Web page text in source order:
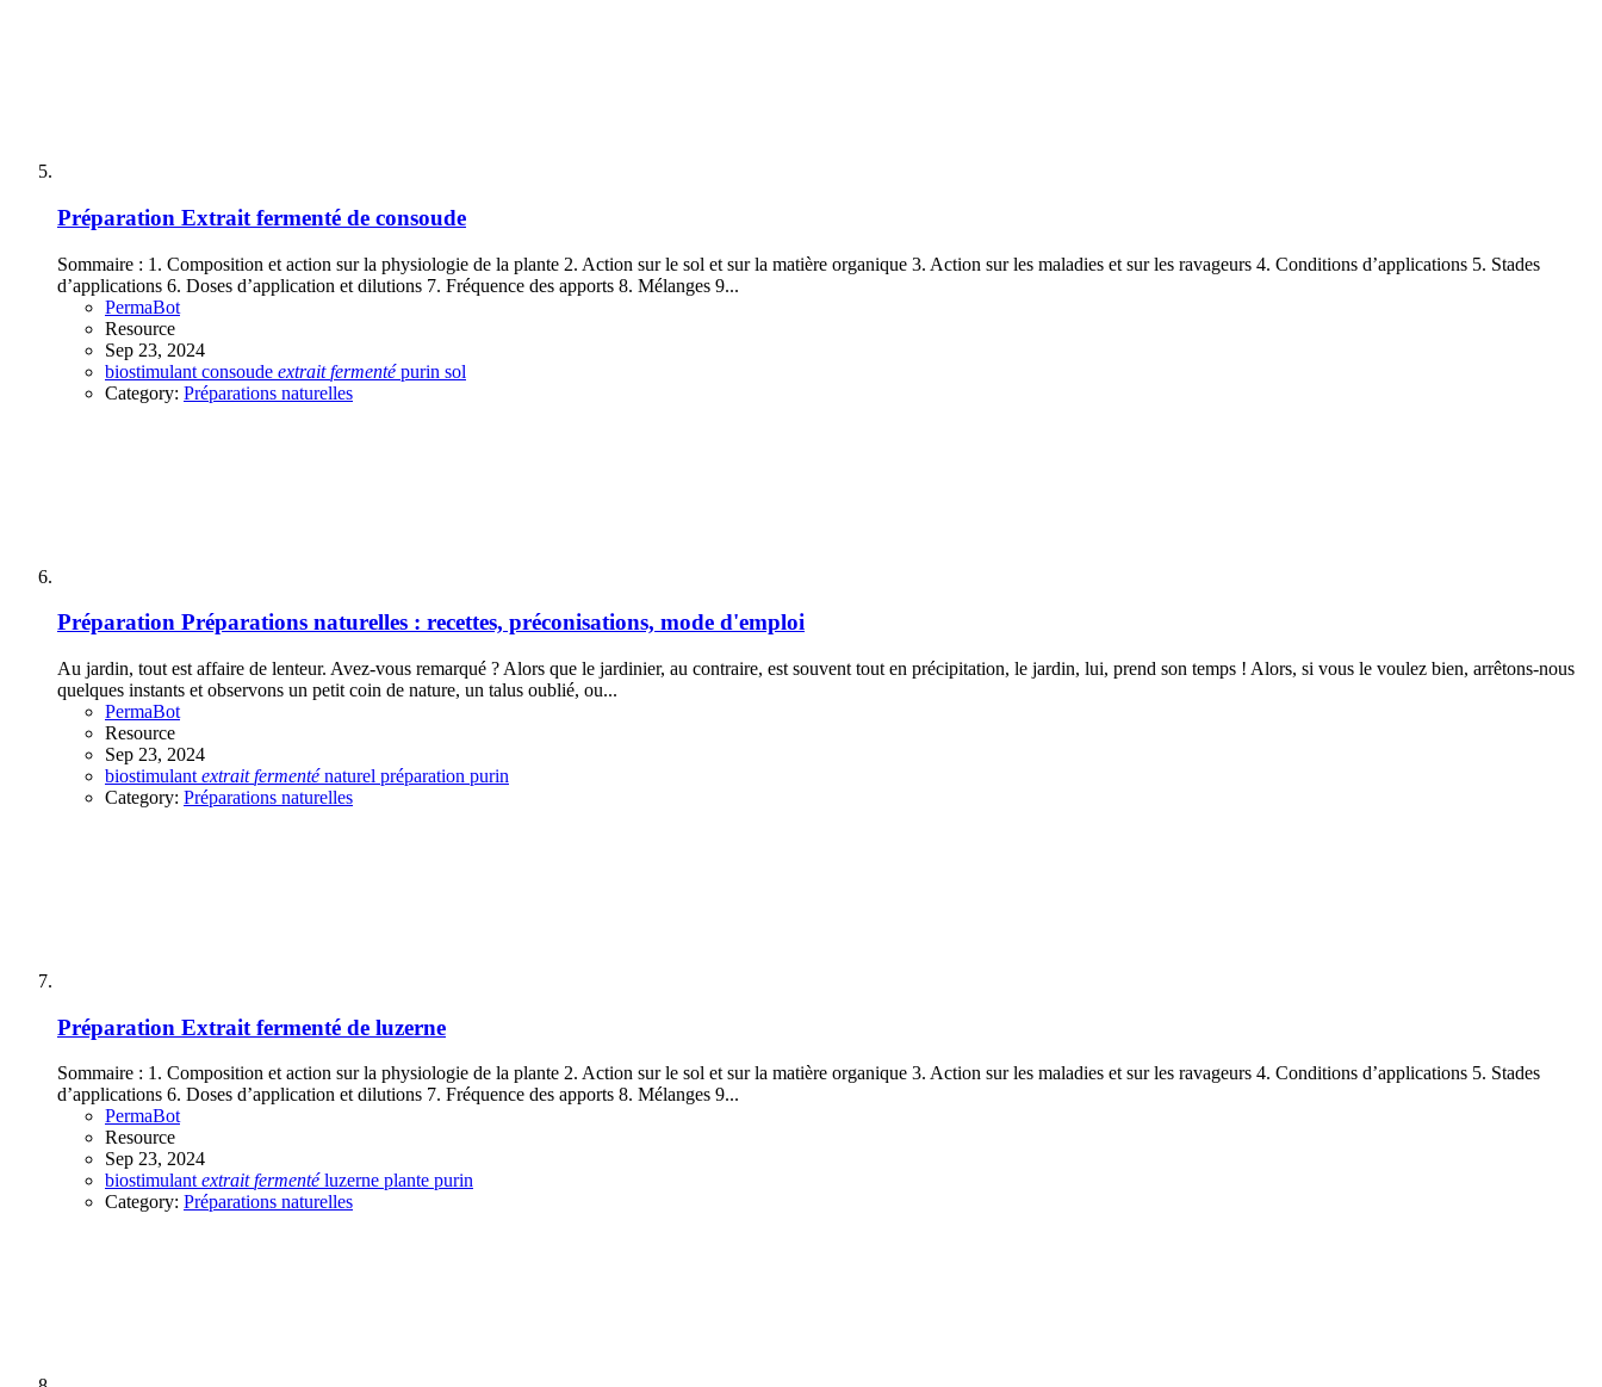
Préparation Extrait fermenté de consoude
Sommaire : 1. Composition et action sur la physiologie de la plante 2. Action sur le sol et sur la matière organique 3. Action sur les maladies et sur les ravageurs 4. Conditions d’applications 5. Stades
d’applications 6. Doses d’application et dilutions 7. Fréquence des apports 8. Mélanges 9...
PermaBot
Resource
Sep 23, 2024
biostimulant consoude extrait fermenté purin sol
Category: Préparations naturelles
Préparation Préparations naturelles : recettes, préconisations, mode d'emploi
Au jardin, tout est affaire de lenteur. Avez-vous remarqué ? Alors que le jardinier, au contraire, est souvent tout en précipitation, le jardin, lui, prend son temps ! Alors, si vous le voulez bien, arrêtons-nous
quelques instants et observons un petit coin de nature, un talus oublié, ou...
PermaBot
Resource
Sep 23, 2024
biostimulant extrait fermenté naturel préparation purin
Category: Préparations naturelles
Préparation Extrait fermenté de luzerne
Sommaire : 1. Composition et action sur la physiologie de la plante 2. Action sur le sol et sur la matière organique 3. Action sur les maladies et sur les ravageurs 4. Conditions d’applications 5. Stades
d’applications 6. Doses d’application et dilutions 7. Fréquence des apports 8. Mélanges 9...
PermaBot
Resource
Sep 23, 2024
biostimulant extrait fermenté luzerne plante purin
Category: Préparations naturelles